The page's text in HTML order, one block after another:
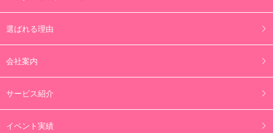
選ばれる理由
会社案内
サービス紹介
イベント実績